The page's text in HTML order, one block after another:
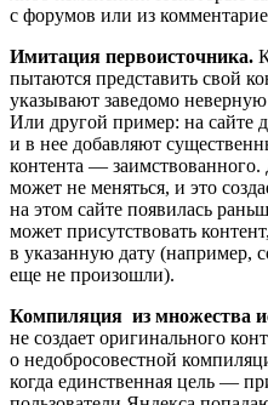
с форумов или из
Имитация первоисточника.
пытаются представить свой
указывают заведомо
Или другой пример: на сайте
и в нее добавляют
контента — заимствованного.
может не меняться, и это
на этом сайте появилась
может присутствовать
в указанную дату (например,
еще не произошли).
Компиляция из множества
не создает оригинального
о недобросовестной
когда единственная цель —